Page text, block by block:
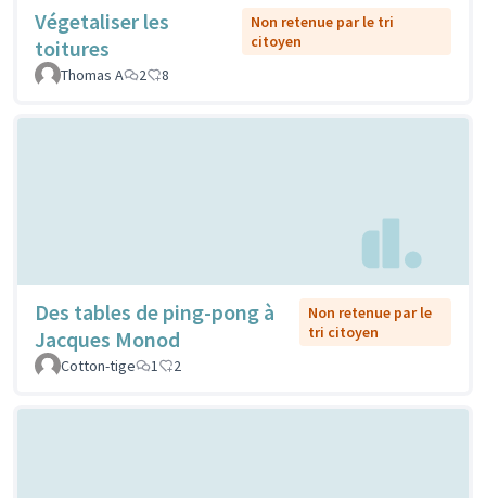
Végetaliser les
toitures
Non retenue par le tri
citoyen
Thomas A
2 8
Des tables de ping-pong à
Jacques Monod
Non retenue par le
tri citoyen
Cotton-tige
1 2